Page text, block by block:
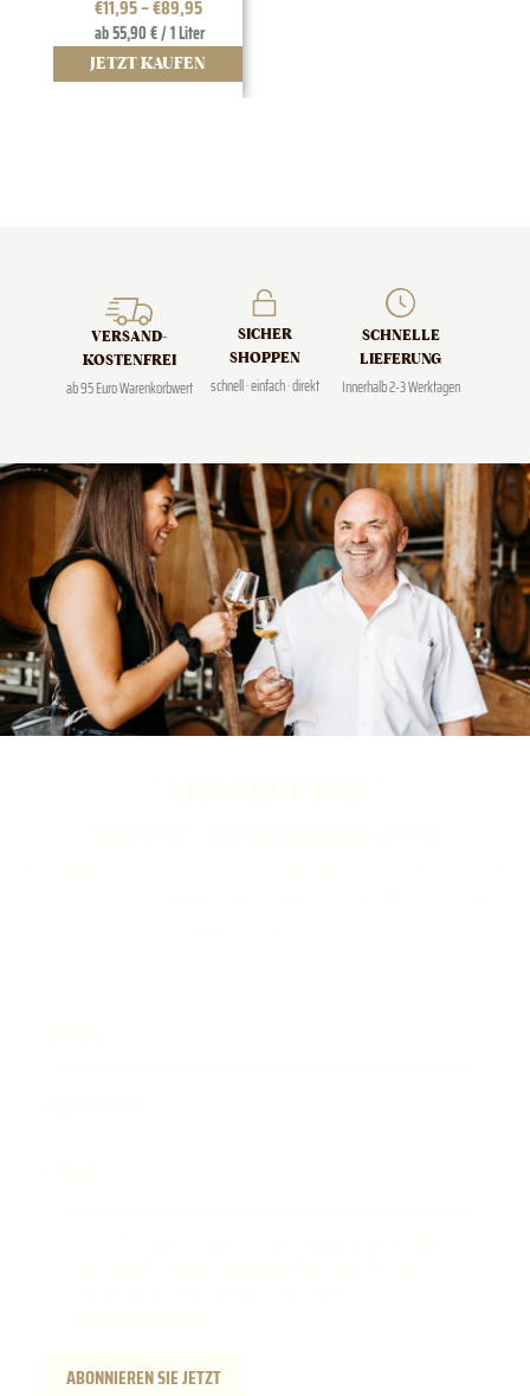
€11,95–€89,95
ab 55,90 € / 1 Liter
JETZT KAUFEN
VERSAND­
KOSTENFREI
ab 95 Euro Warenkorbwert
SICHER
SHOPPEN
schnell · einfach · direkt
SCHNELLE
LIEFERUNG
Innerhalb 2-3 Werktagen
ABONNIEREN SIE JETZT